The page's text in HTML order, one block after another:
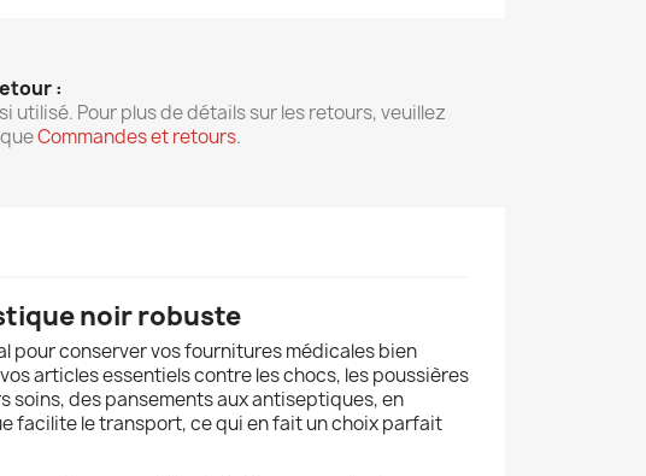
:
utilisé. Pour plus de détails sur les retours, veuillez
Commandes et retours.
noir robuste
pour conserver vos fournitures médicales bien
articles essentiels contre les chocs, les poussières
soins, des pansements aux antiseptiques, en
facilite le transport, ce qui en fait un choix parfait